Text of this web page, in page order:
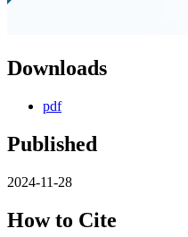
Downloads
pdf
Published
2024-11-28
How to Cite